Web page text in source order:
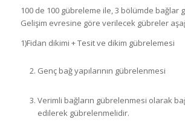
100 de 100 gübreleme ile, 3 bölümde bağlar
Gelişim evresine göre verilecek gübreler
1)Fidan dikimi + Tesit ve dikim gübrelemesi
Genç bağ yapılarının gübrelenmesi
Verimli bağların gübrelenmesi olarak
edilerek gübrelenmelidir.